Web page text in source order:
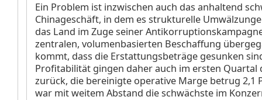
Ein Problem ist inzwischen auch das anhaltend
Chinageschäft, in dem es strukturelle
das Land im Zuge seiner
zentralen, volumenbasierten Beschaffung
kommt, dass die Erstattungsbeträge gesunken
Profitabilität gingen daher auch im ersten Quartal
zurück, die bereinigte operative Marge betrug 2,1
war mit weitem Abstand die schwächste im